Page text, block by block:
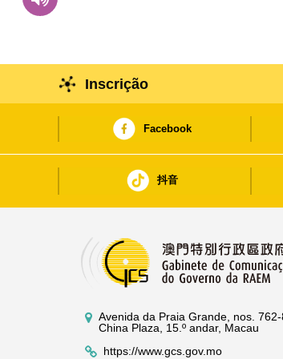
Inscrição
Facebook
抖音
Avenida da Praia Grande, nos. 762-
China Plaza, 15.º andar, Macau
https://www.gcs.gov.mo